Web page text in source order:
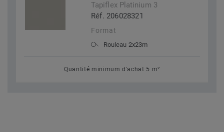
Tapiflex Platinium 3
Réf. 206028321
Format
Rouleau 2x23m
Quantité minimum d'achat 5 m²